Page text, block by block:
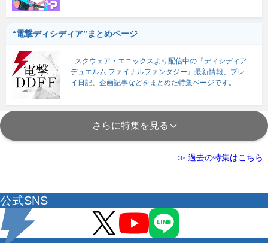
“電撃ディシディア”まとめページ
スクウェア・エニックスより配信中の『ディシディア
デュエルム ファイナルファンタジー』最新情報、プレ
イ日記、企画記事などをまとめた特集ページです。
さらに特集を見る
≫ 過去の特集はこちら
公式SNS